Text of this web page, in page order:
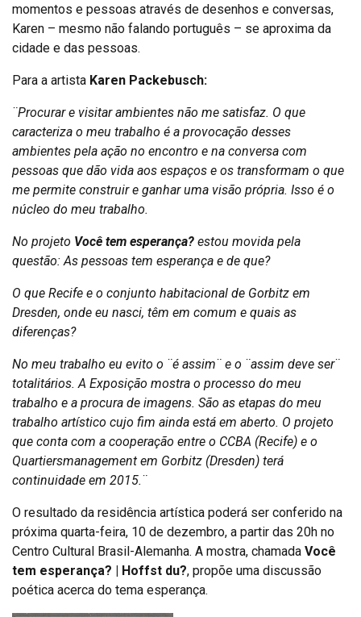
momentos e pessoas através de desenhos e conversas,
Karen – mesmo não falando português – se aproxima da
cidade e das pessoas.
Para a artista Karen Packebusch:
¨Procurar e visitar ambientes não me satisfaz. O que
caracteriza o meu trabalho é a provocação desses
ambientes pela ação no encontro e na conversa com
pessoas que dão vida aos espaços e os transformam o que
me permite construir e ganhar uma visão própria. Isso é o
núcleo do meu trabalho.
No projeto Você tem esperança? estou movida pela
questão: As pessoas tem esperança e de que?
O que Recife e o conjunto habitacional de Gorbitz em
Dresden, onde eu nasci, têm em comum e quais as
diferenças?
No meu trabalho eu evito o ¨é assim¨ e o ¨assim deve ser¨
totalitários. A Exposição mostra o processo do meu
trabalho e a procura de imagens. São as etapas do meu
trabalho artístico cujo fim ainda está em aberto. O projeto
que conta com a cooperação entre o CCBA (Recife) e o
Quartiersmanagement em Gorbitz (Dresden) terá
continuidade em 2015.¨
O resultado da residência artística poderá ser conferido na
próxima quarta-feira, 10 de dezembro, a partir das 20h no
Centro Cultural Brasil-Alemanha. A mostra, chamada Você
tem esperança? | Hoffst du?, propõe uma discussão
poética acerca do tema esperança.